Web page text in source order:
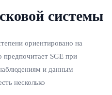
системы
ориентировано на
SGE при
и данным
несколько